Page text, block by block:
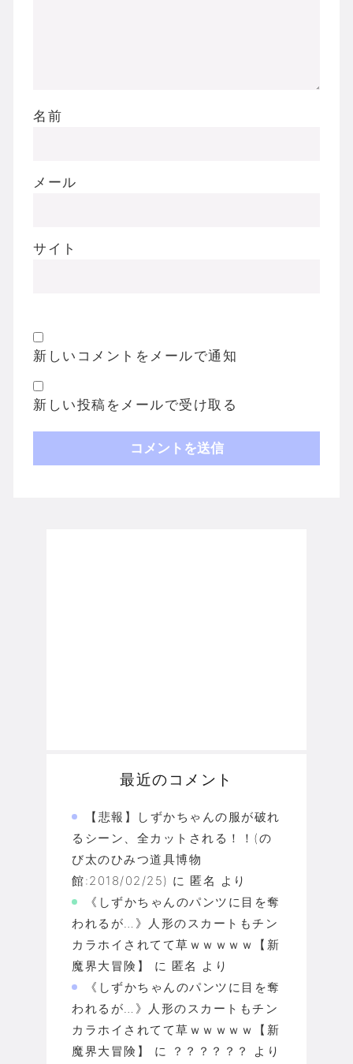
名前
メール
サイト
新しいコメントをメールで通知
新しい投稿をメールで受け取る
最近のコメント
【悲報】しずかちゃんの服が破れ
るシーン、全カットされる！！(の
び太のひみつ道具博物
館:2018/02/25) に 匿名 より
《しずかちゃんのパンツに目を奪
われるが…》人形のスカートもチン
カラホイされてて草ｗｗｗｗｗ【新
魔界大冒険】
に 匿名 より
《しずかちゃんのパンツに目を奪
われるが…》人形のスカートもチン
カラホイされてて草ｗｗｗｗｗ【新
魔界大冒険】
に ？？？？？？
より